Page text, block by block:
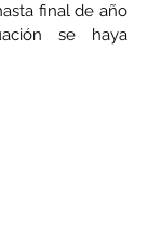
final de año
se haya